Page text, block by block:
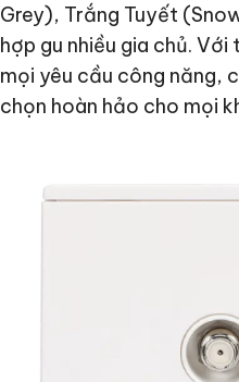
Grey), Trắng Tuyết
hợp gu nhiều gia chủ.
mọi yêu cầu công năng,
chọn hoàn hảo cho mọi